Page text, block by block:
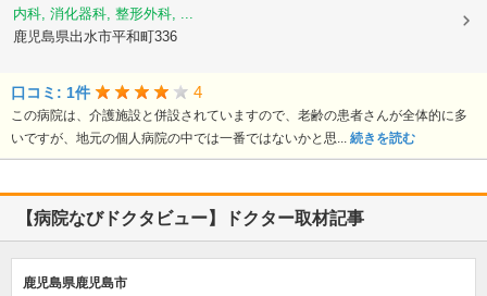
内科, 消化器科, 整形外科, ...
鹿児島県出水市平和町336
口コミ: 1件 4
この病院は、介護施設と併設されていますので、老齢の患者さんが全体的に多
いですが、地元の個人病院の中では一番ではないかと思... 続きを読む
【病院なびドクタビュー】ドクター取材記事
鹿児島県鹿児島市